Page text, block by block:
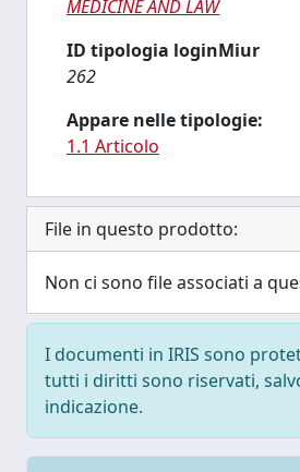
MEDICINE AND LAW
ID tipologia loginMiur
262
Appare nelle tipologie:
1.1 Articolo
File in questo prodotto:
Non ci sono file associati a
I documenti in IRIS sono
tutti i diritti sono riservati,
indicazione.